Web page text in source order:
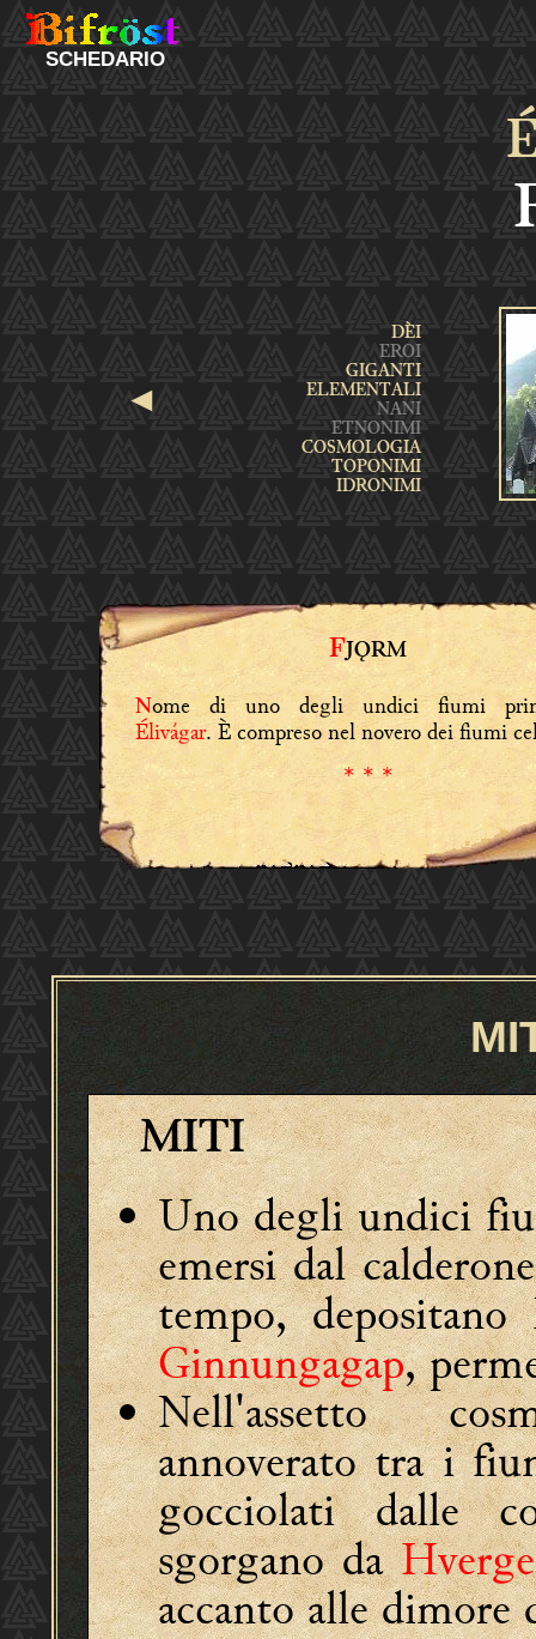
SCHEDARIO
◄
FJǪRM
Nome di uno degli undici fiumi
Élivágar. È compreso nel novero dei fiumi
* * *
MITI
Uno degli undici
emersi dal
tempo,
Ginnungagap,
Nell'assetto
annoverato tra i
gocciolati dalle
sgorgano da
accanto alle dimore